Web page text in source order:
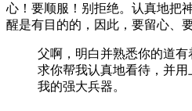
心！要顺服！别拒绝。认真地把
醒是有目的的，因此，要留心、
父啊，明白并熟悉你的道有
求你帮我认真地看待，并
我的强大兵器。